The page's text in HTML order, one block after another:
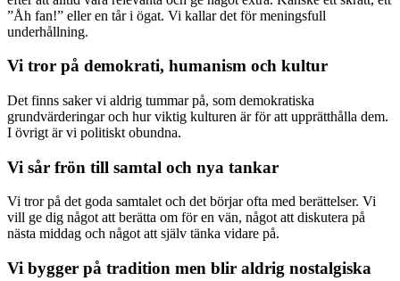
”Åh fan!” eller en tår i ögat. Vi kallar det för meningsfull
underhållning.
Vi tror på demokrati, humanism och kultur
Det finns saker vi aldrig tummar på, som demokratiska
grundvärderingar och hur viktig kulturen är för att upprätthålla dem.
I övrigt är vi politiskt obundna.
Vi sår frön till samtal och nya tankar
Vi tror på det goda samtalet och det börjar ofta med berättelser. Vi
vill ge dig något att berätta om för en vän, något att diskutera på
nästa middag och något att själv tänka vidare på.
Vi bygger på tradition men blir aldrig nostalgiska